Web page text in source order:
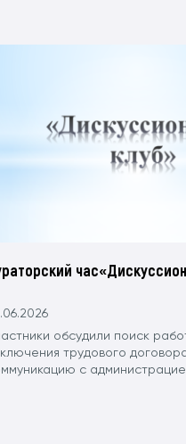
обсудили поиск
трудового
с